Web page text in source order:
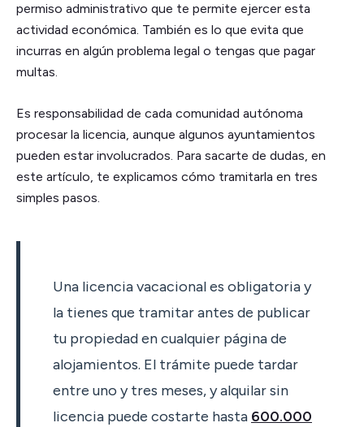
permiso administrativo que te permite ejercer esta
actividad económica. También es lo que evita que
incurras en algún problema legal o tengas que pagar
multas.
Es responsabilidad de cada comunidad autónoma
procesar la licencia, aunque algunos ayuntamientos
pueden estar involucrados. Para sacarte de dudas, en
este artículo, te explicamos cómo tramitarla en tres
simples pasos.
Una licencia vacacional es obligatoria y
la tienes que tramitar antes de publicar
tu propiedad en cualquier página de
alojamientos. El trámite puede tardar
entre uno y tres meses, y alquilar sin
licencia puede costarte hasta 600.000